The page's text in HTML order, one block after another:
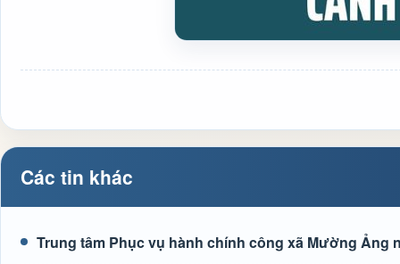
Các tin khác
Trung tâm Phục vụ hành chính công xã Mường Ảng